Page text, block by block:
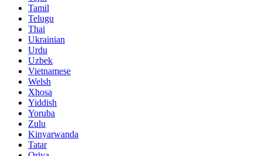
Tamil
Telugu
Thai
Ukrainian
Urdu
Uzbek
Vietnamese
Welsh
Xhosa
Yiddish
Yoruba
Zulu
Kinyarwanda
Tatar